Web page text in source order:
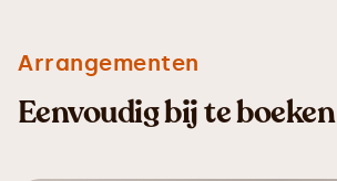
Arrangementen
Eenvoudig bij te boeken